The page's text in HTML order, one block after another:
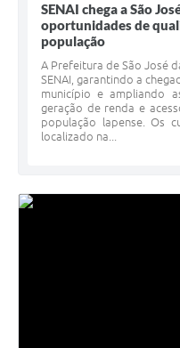
SENAI chega a São
oportunidades de
população
A Prefeitura de São José
SENAI, garantindo a
município e ampliando
geração de renda e
população lapense. Os
localizado na...